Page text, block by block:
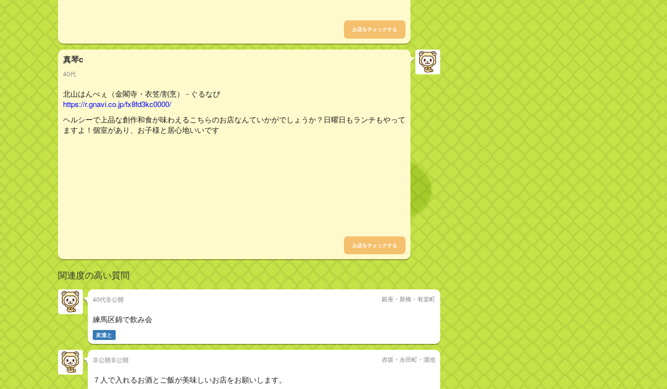
お店をチェックする
真琴c
40代
北山はんべぇ（金閣寺・衣笠/割烹） - ぐるなび
https://r.gnavi.co.jp/fx8fd3kc0000/
ヘルシーで上品な創作和食が味わえるこちらのお店なんていかがでしょうか？日曜日もランチもやって
ますよ！個室があり、お子様と居心地いいです
お店をチェックする
関連度の高い質問
40代非公開 銀座・新橋・有楽町
練馬区錦で飲み会
友達と
非公開非公開 赤坂・永田町・溜池
７人で入れるお酒とご飯が美味しいお店をお願いします。